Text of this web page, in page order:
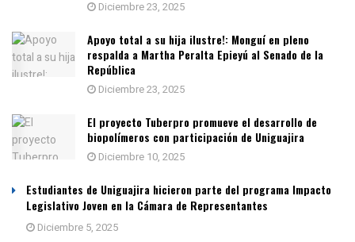
Diciembre 23, 2025
Apoyo total a su hija ilustre!: Monguí en pleno
respalda a Martha Peralta Epieyú al Senado de la
República
Diciembre 23, 2025
El proyecto Tuberpro promueve el desarrollo de
biopolímeros con participación de Uniguajira
Diciembre 10, 2025
Estudiantes de Uniguajira hicieron parte del programa Impacto
Legislativo Joven en la Cámara de Representantes
Diciembre 5, 2025